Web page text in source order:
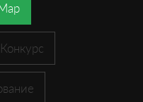
Конкурс